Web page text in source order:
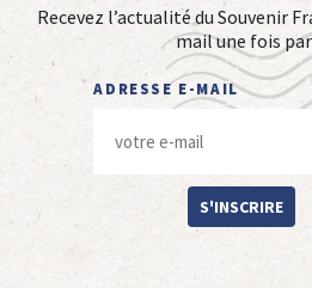
Recevez l’actualité du Souvenir
mail une fois
ADRESSE E-MAIL
S'INSCRIRE